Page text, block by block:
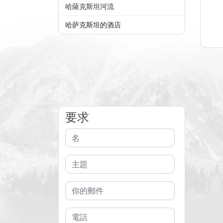
哈薩克斯坦河流
哈萨克斯坦的酒店
要求